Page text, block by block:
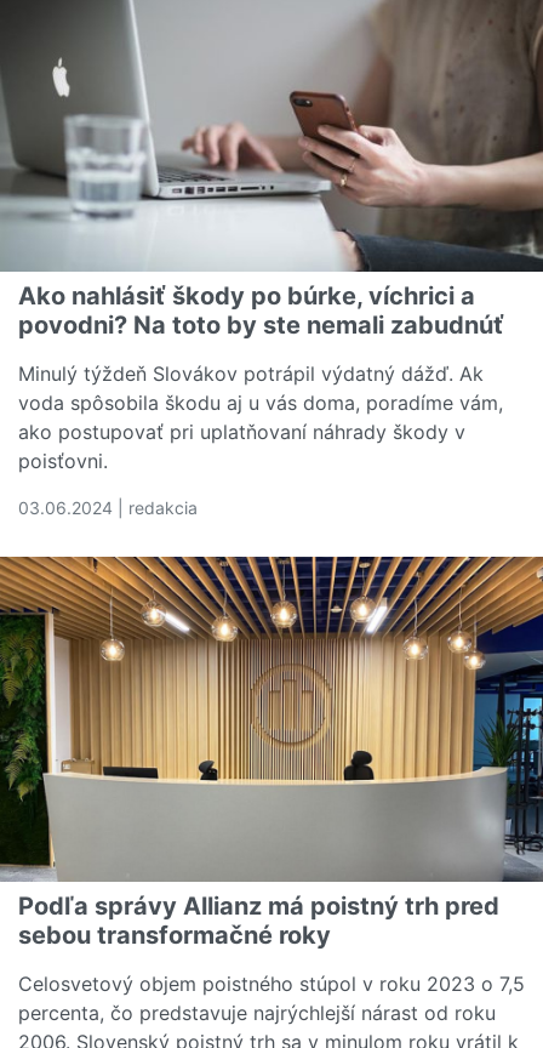
Ako nahlásiť škody po búrke, víchrici a
povodni? Na toto by ste nemali zabudnúť
Minulý týždeň Slovákov potrápil výdatný dážď. Ak
voda spôsobila škodu aj u vás doma, poradíme vám,
ako postupovať pri uplatňovaní náhrady škody v
poisťovni.
03.06.2024 | redakcia
Podľa správy Allianz má poistný trh pred
sebou transformačné roky
Celosvetový objem poistného stúpol v roku 2023 o 7,5
percenta, čo predstavuje najrýchlejší nárast od roku
2006. Slovenský poistný trh sa v minulom roku vrátil k